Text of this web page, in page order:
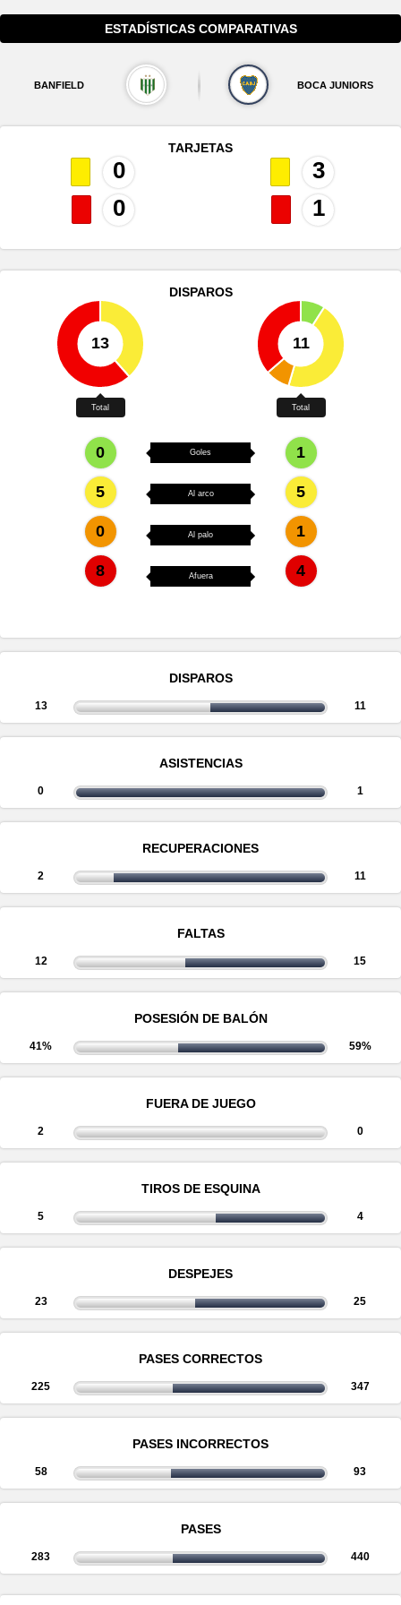
ESTADÍSTICAS COMPARATIVAS
BANFIELD BOCA JUNIORS
TARJETAS
0
0
3
1
DISPAROS
13
Total
0
5
0
8
11
Total
1
5
1
4
Goles
Al arco
Al palo
Afuera
DISPAROS
13 11
ASISTENCIAS
0 1
RECUPERACIONES
2 11
FALTAS
12 15
POSESIÓN DE BALÓN
41% 59%
FUERA DE JUEGO
2 0
TIROS DE ESQUINA
5 4
DESPEJES
23 25
PASES CORRECTOS
225 347
PASES INCORRECTOS
58 93
PASES
283 440